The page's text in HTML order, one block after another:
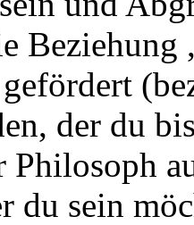
der du
Philosoph
du sein